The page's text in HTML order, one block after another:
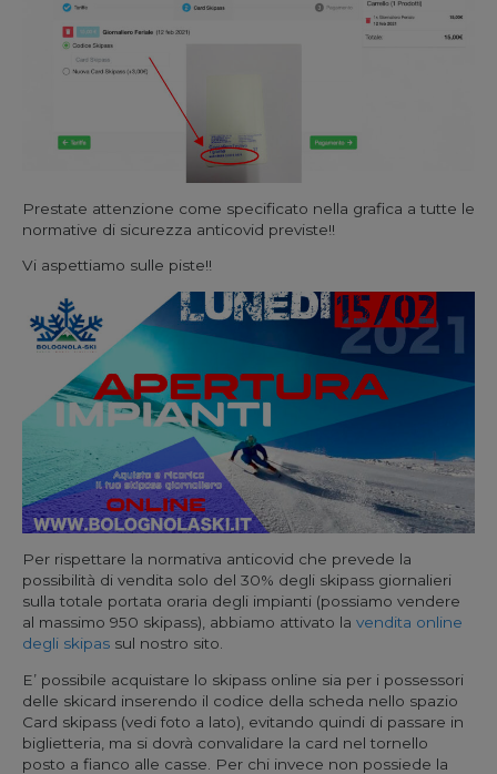
Prestate attenzione come specificato nella grafica a tutte le
normative di sicurezza anticovid previste!!
Vi aspettiamo sulle piste!!
Per rispettare la normativa anticovid che prevede la
possibilità di vendita solo del 30% degli skipass giornalieri
sulla totale portata oraria degli impianti (possiamo vendere
al massimo 950 skipass), abbiamo attivato la vendita online
degli skipas sul nostro sito.
E’ possibile acquistare lo skipass online sia per i possessori
delle skicard inserendo il codice della scheda nello spazio
Card skipass (vedi foto a lato), evitando quindi di passare in
biglietteria, ma si dovrà convalidare la card nel tornello
posto a fianco alle casse. Per chi invece non possiede la